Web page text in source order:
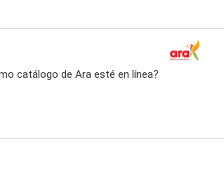
catálogo de Ara esté en línea?